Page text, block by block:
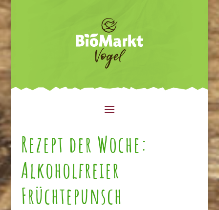
Rezept der Woche:
Alkoholfreier
Früchtepunsch